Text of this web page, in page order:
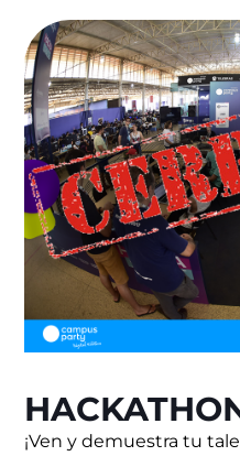
¡Ven y demuestra tu